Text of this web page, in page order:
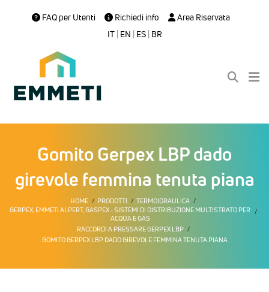
FAQ per Utenti Richiedi info
Area Riservata
IT| EN | ES| BR
Gomito Gerpex LBP dado
girevole femmina tenuta piana
HOME PRODOTTI
TERMOIDRAULICA
GERPEX, EMMETI ALPERT, GASPEX - SISTEMI DI DISTRIBUZIONE MULTISTRATO PER
ACQUA E GAS
RACCORDI A PRESSARE GERPEX LBP
GOMITO GERPEX LBP DADO GIREVOLE FEMMINA TENUTA PIANA